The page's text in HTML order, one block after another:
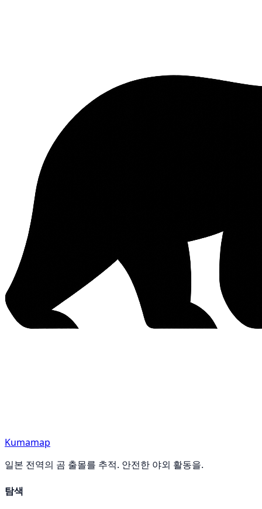
Kumamap
일본 전역의 곰 출몰를 추적. 안전한 야외 활동을.
탐색